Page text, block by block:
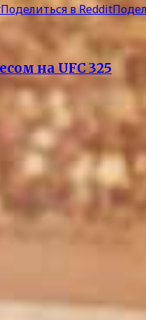
Поделиться в Reddit
на UFC 325